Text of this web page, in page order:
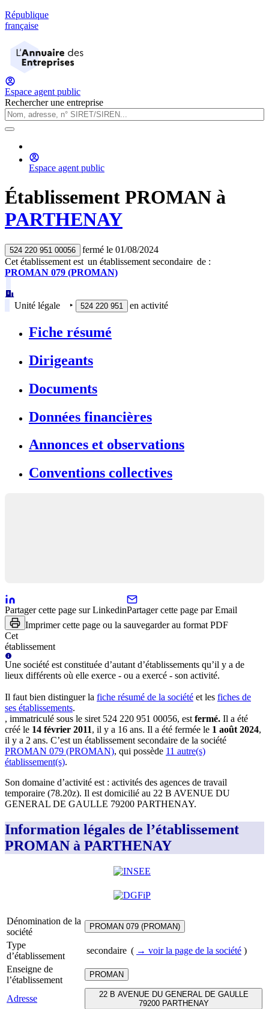
République
française
Espace agent public
Rechercher une entreprise
Espace agent public
Établissement PROMAN à
PARTHENAY
524 220 951 00056 fermé le 01/08/2024
Cet établissement est un établissement secondaire de :
PROMAN 079 (PROMAN)
Unité légale ‣ 524 220 951 en activité
Fiche résumé
Dirigeants
Documents
Données financières
Annonces et observations
Conventions collectives
Partager cette page sur LinkedinPartager cette page par Email
Imprimer cette page ou la sauvegarder au format PDF
Cet
établissement
Une société est constituée d’autant d’établissements qu’il y a de
lieux différents où elle exerce - ou a exercé - son activité.
Il faut bien distinguer la fiche résumé de la société et les fiches de
ses établissements.
, immatriculé sous le siret 524 220 951 00056, est fermé. Il a été
créé le 14 février 2011, il y a 16 ans. Il a été fermée le 1 août 2024,
il y a 2 ans. C’est un établissement secondaire de la société
PROMAN 079 (PROMAN), qui possède 11 autre(s)
établissement(s).
Son domaine d’activité est : activités des agences de travail
temporaire (78.20z). Il est domicilié au 22 B AVENUE DU
GENERAL DE GAULLE 79200 PARTHENAY.
Information légales de l’établissement
PROMAN à PARTHENAY
Dénomination de la
société
PROMAN 079 (PROMAN)
Type
d’établissement
secondaire ( → voir la page de la société )
Enseigne de
l’établissement
PROMAN
Adresse
22 B AVENUE DU GENERAL DE GAULLE
79200 PARTHENAY